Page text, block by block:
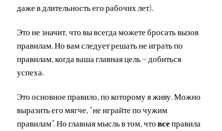
даже в длительность его рабочих лет).
Это не значит, что вы всегда можете бросать вызов
правилам. Но вам следует решать не играть по
правилам, когда ваша главная цель – добиться
успеха.
Это основное правило, по которому я живу. Можно
выразить его мягче, “не играйте по чужим
правилам”. Но главная мысль в том, чтовсеправила